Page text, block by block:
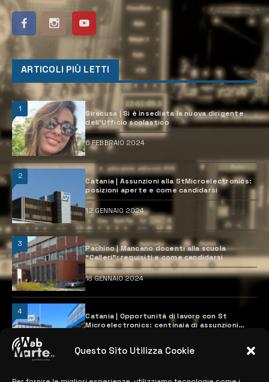
Questo Sito Utilizza Cookie
ARTICOLI PIÙ LETTI
1
Siracusa | Si è insediata la nuova dirigente
dell’Ufficio scolastico
6 FEBBRAIO 2024
2
Catania | Assunzioni alla StMicroelectronics:
posizioni aperte e come candidarsi
12 GENNAIO 2024
3
Pachino | Mancano docenti alla scuola
“Calleri”: requisiti e come candidarsi
18 GENNAIO 2024
4
Catania | Opportunità di lavoro con St
Microelectronics: centinaia di assunzioni
28 MARZO 2024